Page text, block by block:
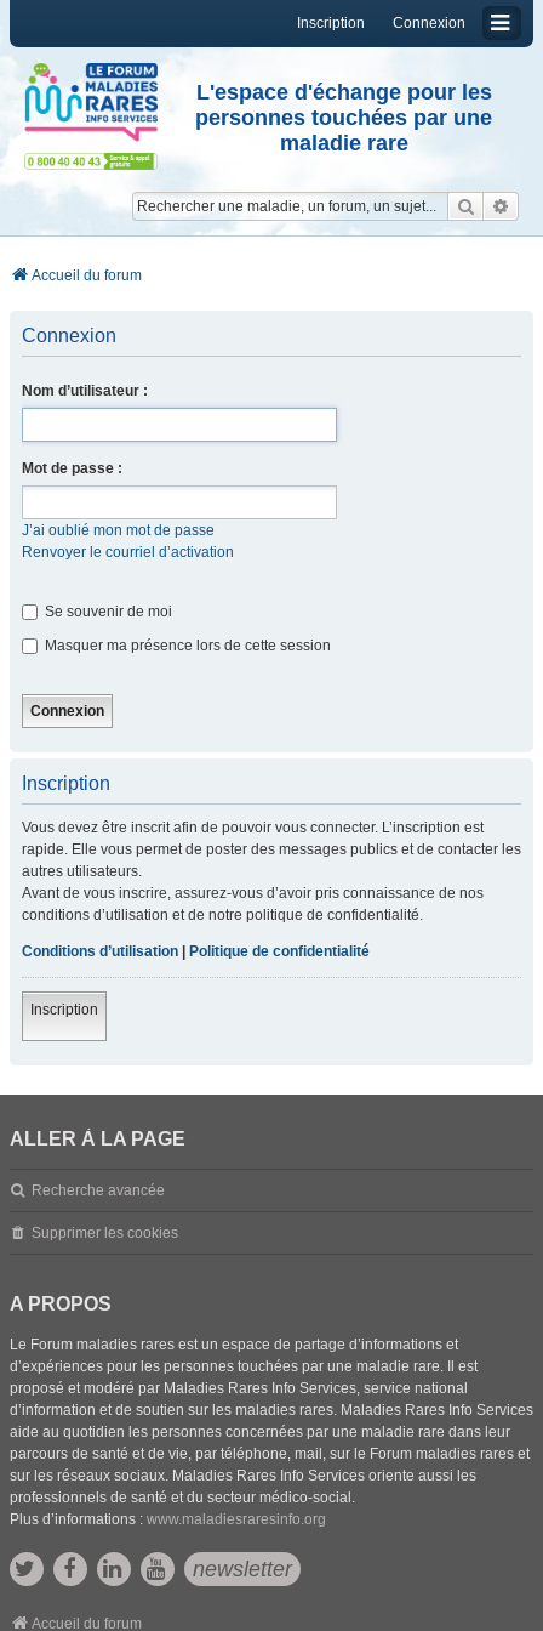
Connexion
Inscription
L'espace d'échange pour les
personnes touchées par une
maladie rare
Accueil du forum
Connexion
Nom d’utilisateur :
Mot de passe :
J’ai oublié mon mot de passe
Renvoyer le courriel d’activation
Se souvenir de moi
Masquer ma présence lors de cette session
Inscription
Vous devez être inscrit afin de pouvoir vous connecter. L’inscription est
rapide. Elle vous permet de poster des messages publics et de contacter les
autres utilisateurs.
Avant de vous inscrire, assurez-vous d’avoir pris connaissance de nos
conditions d’utilisation et de notre politique de confidentialité.
Conditions d’utilisation Politique de confidentialité
Inscription
ALLER À LA PAGE
Recherche avancée
Supprimer les cookies
A PROPOS
Le Forum maladies rares est un espace de partage d’informations et
d’expériences pour les personnes touchées par une maladie rare. Il est
proposé et modéré par Maladies Rares Info Services, service national
d’information et de soutien sur les maladies rares. Maladies Rares Info Services
aide au quotidien les personnes concernées par une maladie rare dans leur
parcours de santé et de vie, par téléphone, mail, sur le Forum maladies rares et
sur les réseaux sociaux. Maladies Rares Info Services oriente aussi les
professionnels de santé et du secteur médico-social.
Plus d’informations : www.maladiesraresinfo.org
newsletter
Accueil du forum